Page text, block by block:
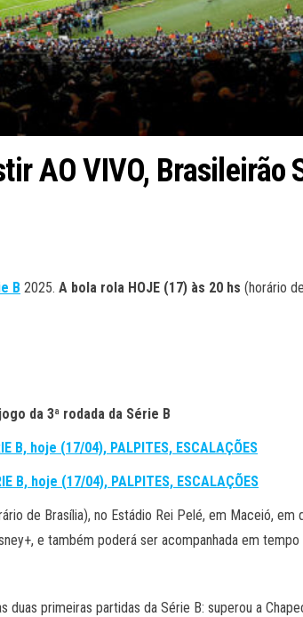
AO VIVO, Brasileirão
B 2025. A bola rola HOJE (17) às 20 hs (horário
da 3ª rodada da Série B
B, hoje (17/04), PALPITES, ESCALAÇÕES
hoje (17/04), PALPITES, ESCALAÇÕES
de Brasília), no Estádio Rei Pelé, em Maceió,
e também poderá ser acompanhada em
duas primeiras partidas da Série B: superou a